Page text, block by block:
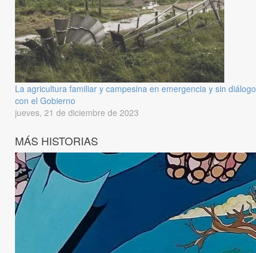
La agricultura familiar y campesina en emergencia y sin diálogo
con el Gobierno
jueves, 21 de diciembre de 2023
MÁS HISTORIAS